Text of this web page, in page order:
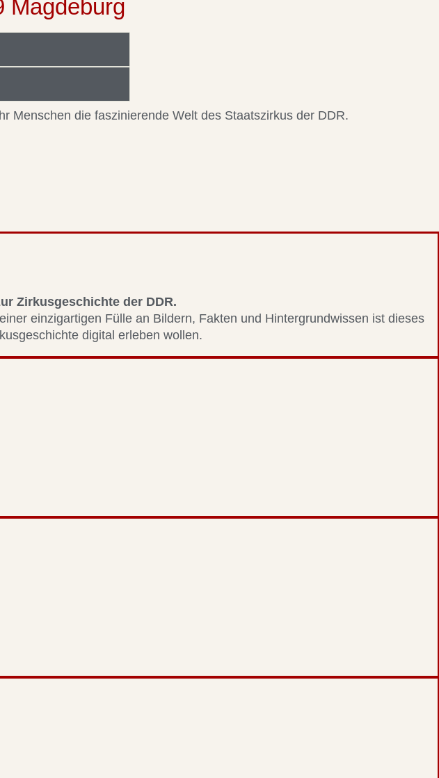
Magdeburg
Menschen die faszinierende Welt des Staatszirkus der DDR.
Zirkusgeschichte der DDR.
einzigartigen Fülle an Bildern, Fakten und Hintergrundwissen ist dieses
digital erleben wollen.